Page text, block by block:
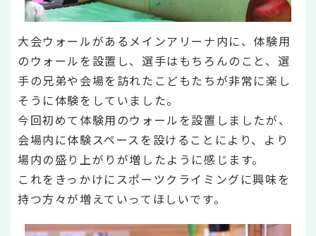
大会ウォールがあるメインアリーナ内に、体験用
のウォールを設置し、選手はもちろんのこと、選
手の兄弟や会場を訪れたこどもたちが非常に楽し
そうに体験をしていました。
今回初めて体験用のウォールを設置しましたが、
会場内に体験スペースを設けることにより、より
場内の盛り上がりが増したように感じます。
これをきっかけにスポーツクライミングに興味を
持つ方々が増えていってほしいです。